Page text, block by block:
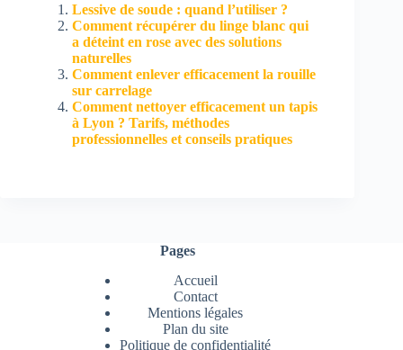
Lessive de soude : quand l’utiliser ?
Comment récupérer du linge blanc qui
a déteint en rose avec des solutions
naturelles
Comment enlever efficacement la rouille
sur carrelage
Comment nettoyer efficacement un tapis
à Lyon ? Tarifs, méthodes
professionnelles et conseils pratiques
Pages
Accueil
Contact
Mentions légales
Plan du site
Politique de confidentialité